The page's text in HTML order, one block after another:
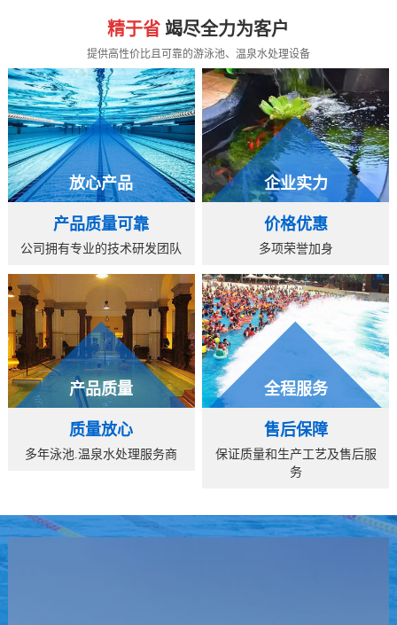
精于省 竭尽全力为客户
提供高性价比且可靠的游泳池、温泉水处理设备
放心产品
产品质量可靠
公司拥有专业的技术研发团队
企业实力
价格优惠
多项荣誉加身
产品质量
质量放心
多年泳池.温泉水处理服务商
全程服务
售后保障
保证质量和生产工艺及售后服
务